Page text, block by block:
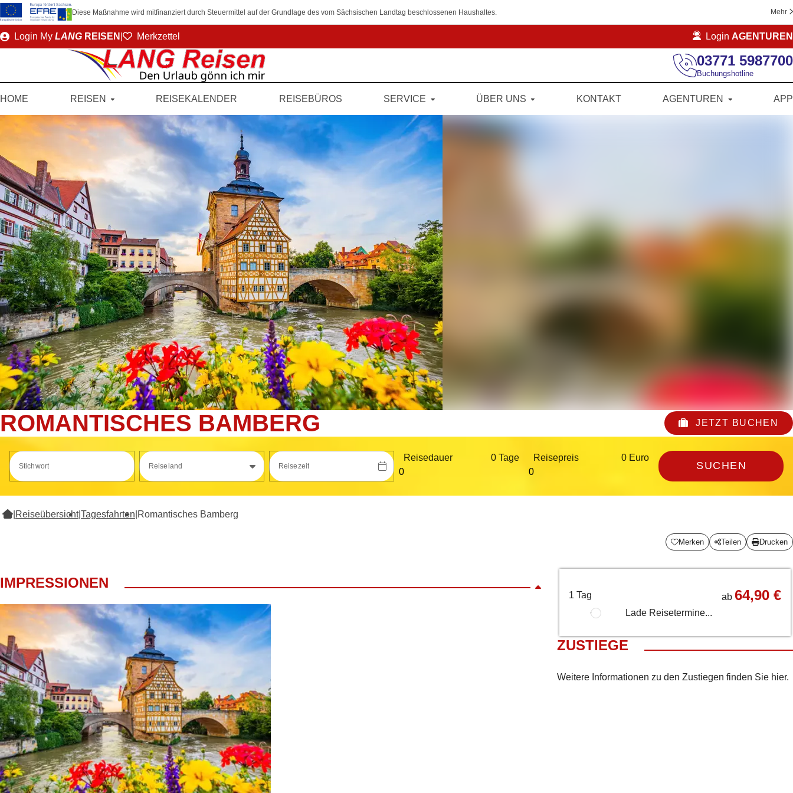
Diese Maßnahme wird mitfinanziert durch Steuermittel auf der Grundlage des vom Sächsischen Landtag beschlossenen Haushaltes. Mehr
DirektLogin My LANG REISEN Merkzettel Login AGENTUREN
03771 5987700
Buchungshotline
HOME REISEN REISEKALENDER REISEBÜROS SERVICE ÜBER UNS KONTAKT AGENTUREN APP
ROMANTISCHES BAMBERG JETZT BUCHEN
Stichwort Reiseland Reisezeit
Reisedauer 0 Tage Reisepreis 0 Euro
SUCHEN
Reiseübersicht|Tagesfahrten Romantisches Bamberg
Merken Teilen Drucken
IMPRESSIONEN
1 Tag ab 64,90 €
Lade Reisetermine...
ZUSTIEGE
Weitere Informationen zu den Zustiegen finden Sie hier.